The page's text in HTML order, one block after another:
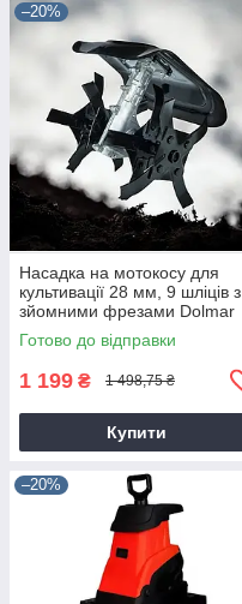
–20%
Насадка на мотокосу для
культивації 28 мм, 9 шліців з
зйомними фрезами Dolmar
9T28
Готово до відправки
1 199 ₴ 1 498,75 ₴
Купити
–20%